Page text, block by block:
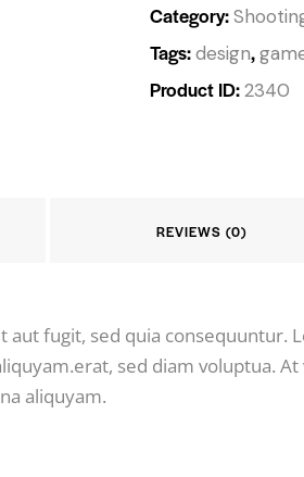
Category:
Tags:design,
Product ID:2340
REVIEWS (0)
fugit, sed quia consequuntur.
sed diam voluptua.
aliquyam.